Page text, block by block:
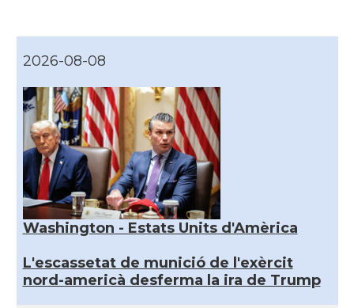
2026-08-08
Washington - Estats Units d'Amèrica
L'escassetat de munició de l'exèrcit
nord-americà desferma la ira de Trump